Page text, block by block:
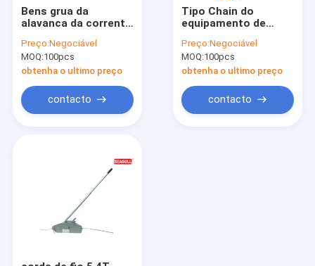
Bens grua da
alavanca da corrente
de levantamento
manual do material
de construção
Preço:Negociável
MOQ:100pcs
obtenha o ultimo preço
contacto
Tipo Chain do
equipamento de
da grua da alavanca
do elevado
desempenho
Preço:Negociável
MOQ:100pcs
obtenha o ultimo preço
contacto